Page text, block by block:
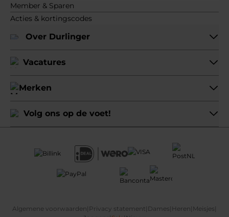
Member & Sparen
Acties & kortingscodes
Over Durlinger
Vacatures
Merken
Volg ons op de voet!
Algemene voorwaarden Privacy statement Dames Heren Meisjes